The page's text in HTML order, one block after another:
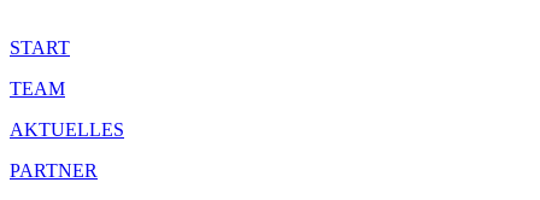
START
TEAM
AKTUELLES
PARTNER